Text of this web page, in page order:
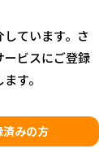
ています。さ
ービスにご登録
す。
済みの方